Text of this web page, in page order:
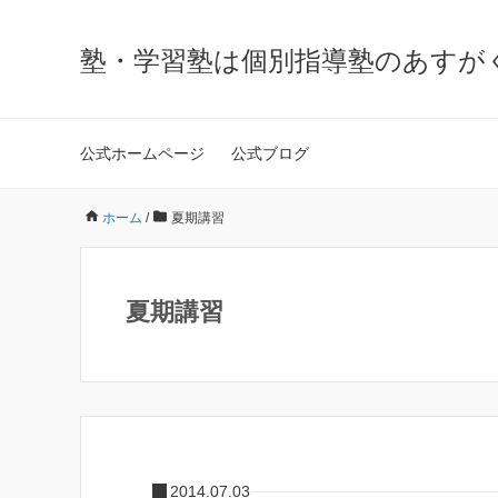
塾・学習塾は個別指導塾のあすが
公式ホームページ 公式ブログ
ホーム / 夏期講習
夏期講習
2014.07.03